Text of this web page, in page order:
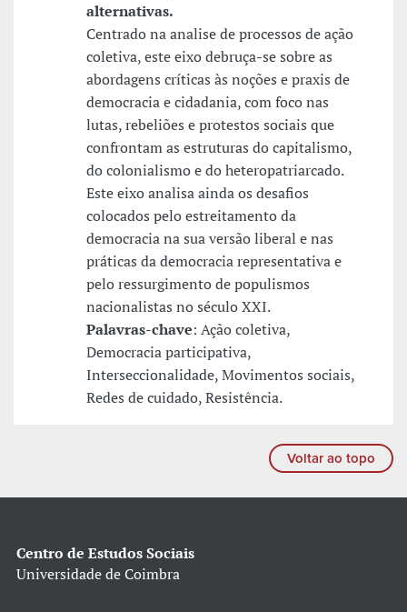
alternativas.
Centrado na analise de processos de ação
coletiva, este eixo debruça-se sobre as
abordagens críticas às noções e praxis de
democracia e cidadania, com foco nas
lutas, rebeliões e protestos sociais que
confrontam as estruturas do capitalismo,
do colonialismo e do heteropatriarcado.
Este eixo analisa ainda os desafios
colocados pelo estreitamento da
democracia na sua versão liberal e nas
práticas da democracia representativa e
pelo ressurgimento de populismos
nacionalistas no século XXI.
Palavras-chave: Ação coletiva,
Democracia participativa,
Interseccionalidade, Movimentos sociais,
Redes de cuidado, Resistência.
Voltar ao topo
Centro de Estudos Sociais
Universidade de Coimbra